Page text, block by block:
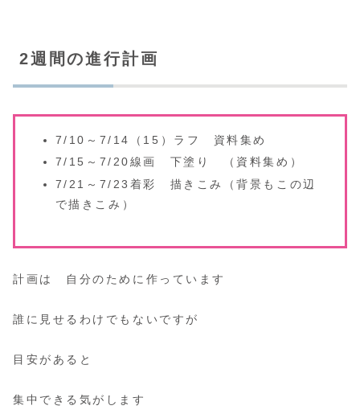
2週間の進行計画
7/10～7/14（15）ラフ 資料集め
7/15～7/20線画 下塗り （資料集め）
7/21～7/23着彩 描きこみ（背景もこの辺
で描きこみ）
計画は 自分のために作っています
誰に見せるわけでもないですが
目安があると
集中できる気がします